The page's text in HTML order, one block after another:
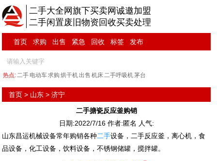
二手大全网旗下买卖网诚邀加盟
二手闲置废旧物资回收买卖处理
首页 求购 出售 紧急 回收 标签 发布
热点:二手 电动车求购 烘干机出售 机床二手呼吸机茅台
首页 > 山东 >济宁
二手搪瓷反应釜购销
日期:2022/7/16 作者:匿名 人气:
山东昌运机械设备常年购销各种二手设备，二手反应釜，离心机，食
品设备，化工设备，饮料设备，不锈钢储罐，搅拌罐。